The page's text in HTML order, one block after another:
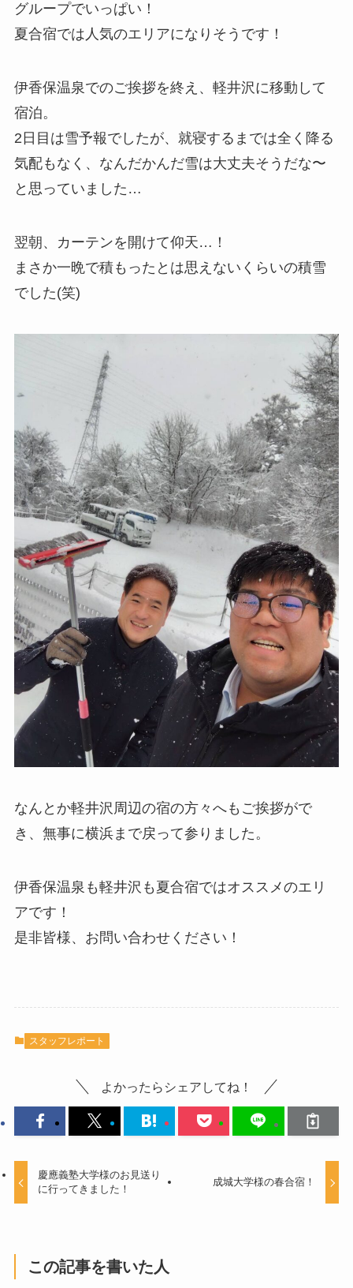
グループでいっぱい！
夏合宿では人気のエリアになりそうです！
伊香保温泉でのご挨拶を終え、軽井沢に移動して
宿泊。
2日目は雪予報でしたが、就寝するまでは全く降る
気配もなく、なんだかんだ雪は大丈夫そうだな〜
と思っていました…
翌朝、カーテンを開けて仰天…！
まさか一晩で積もったとは思えないくらいの積雪
でした(笑)
なんとか軽井沢周辺の宿の方々へもご挨拶がで
き、無事に横浜まで戻って参りました。
伊香保温泉も軽井沢も夏合宿ではオススメのエリ
アです！
是非皆様、お問い合わせください！
スタッフレポート
よかったらシェアしてね！
慶應義塾大学様のお見送り
に行ってきました！
成城大学様の春合宿！
この記事を書いた人